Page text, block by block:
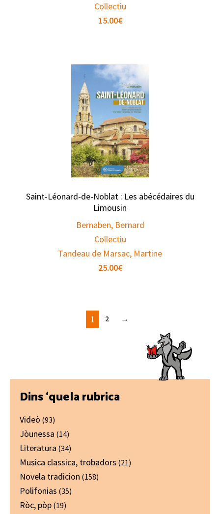
Collectiu
15.00€
Saint-Léonard-de-Noblat : Les abécédaires du
Limousin
Bernaben, Bernard
Collectiu
Tandeau de Marsac, Martine
25.00€
1 2 →
Primary
Sidebar
Dins ‘quela rubrica
Videò (93)
Jòunessa (14)
Literatura (34)
Musica classica, trobadors (21)
Novela tradicion (158)
Polifonias (35)
Ròc, pòp (19)